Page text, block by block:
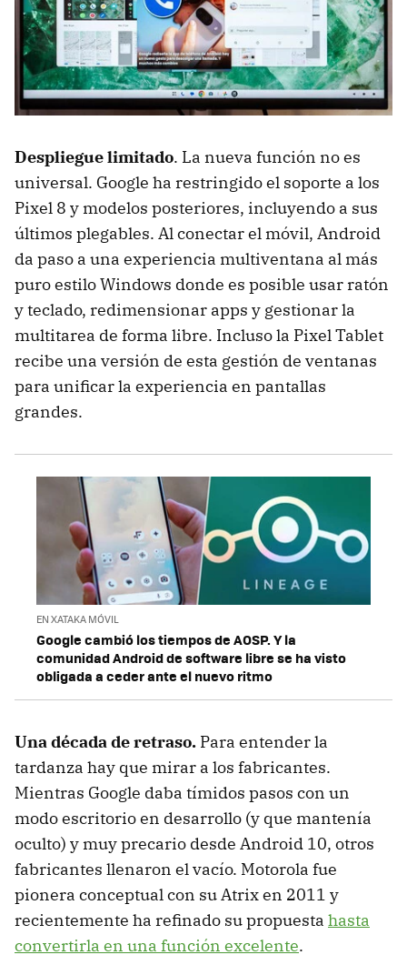
Despliegue limitado. La nueva función no es
universal. Google ha restringido el soporte a los
Pixel 8 y modelos posteriores, incluyendo a sus
últimos plegables. Al conectar el móvil, Android
da paso a una experiencia multiventana al más
puro estilo Windows donde es posible usar ratón
y teclado, redimensionar apps y gestionar la
multitarea de forma libre. Incluso la Pixel Tablet
recibe una versión de esta gestión de ventanas
para unificar la experiencia en pantallas
grandes.
EN XATAKA MÓVIL
Google cambió los tiempos de AOSP. Y la
comunidad Android de software libre se ha visto
obligada a ceder ante el nuevo ritmo
Una década de retraso. Para entender la
tardanza hay que mirar a los fabricantes.
Mientras Google daba tímidos pasos con un
modo escritorio en desarrollo (y que mantenía
oculto) y muy precario desde Android 10, otros
fabricantes llenaron el vacío. Motorola fue
pionera conceptual con su Atrix en 2011 y
recientemente ha refinado su propuesta hasta
convertirla en una función excelente.